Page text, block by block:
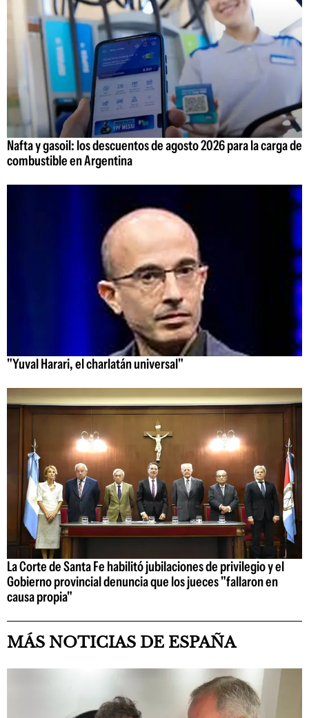
Nafta y gasoil: los descuentos de agosto 2026 para la carga de
combustible en Argentina
"Yuval Harari, el charlatán universal"
La Corte de Santa Fe habilitó jubilaciones de privilegio y el
Gobierno provincial denuncia que los jueces "fallaron en
causa propia"
MÁS NOTICIAS DE ESPAÑA